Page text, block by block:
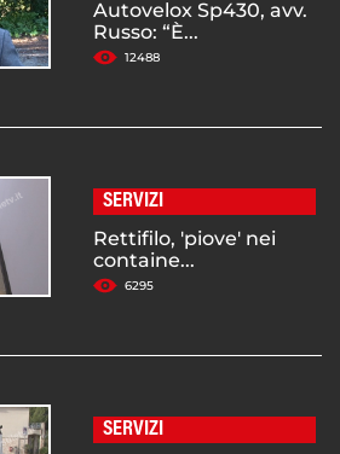
Autovelox Sp430, avv.
Russo: “È...
12488
SERVIZI
Rettifilo, 'piove' nei
containe...
6295
SERVIZI